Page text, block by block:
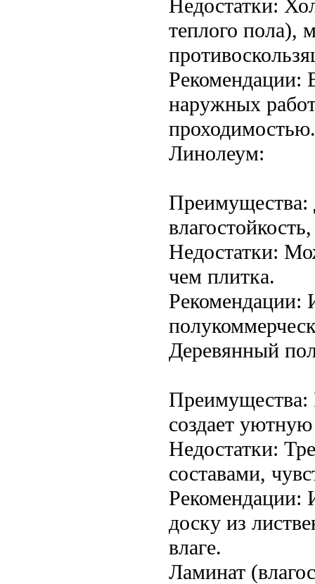
Недостатки:
теплого пола),
Рекомендации:
наружных
проходимостью.
Линолеум:
Преимущества:
Недостатки:
чем плитка.
Рекомендации:
Деревянный
Преимущества:
создает
Недостатки:
составами,
Рекомендации:
доску из
влаге.
Ламинат